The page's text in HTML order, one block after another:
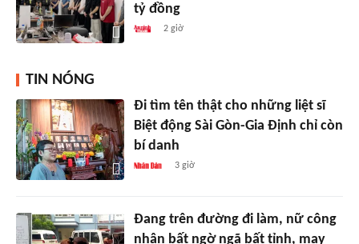
tỷ đồng
2 giờ
TIN NÓNG
Đi tìm tên thật cho những liệt sĩ
Biệt động Sài Gòn-Gia Định chỉ còn
bí danh
3 giờ
Đang trên đường đi làm, nữ công
nhân bất ngờ ngã bất tỉnh, may